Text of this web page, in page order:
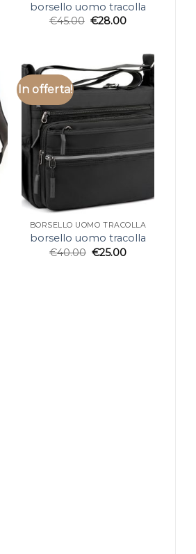
borsello uomo tracolla
€45.00 €28.00
In offerta!
BORSELLO UOMO TRACOLLA
borsello uomo tracolla
€40.00 €25.00